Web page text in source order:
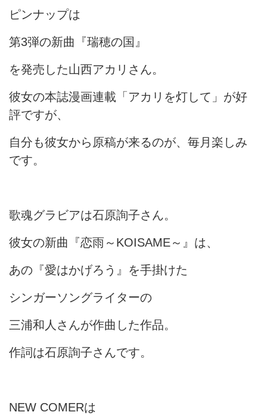
ピンナップは
第3弾の新曲『瑞穂の国』
を発売した山西アカリさん。
彼女の本誌漫画連載「アカリを灯して」が好
評ですが、
自分も彼女から原稿が来るのが、毎月楽しみ
です。
歌魂グラビアは石原詢子さん。
彼女の新曲『恋雨～KOISAME～』は、
あの『愛はかげろう』を手掛けた
シンガーソングライターの
三浦和人さんが作曲した作品。
作詞は石原詢子さんです。
NEW COMERは